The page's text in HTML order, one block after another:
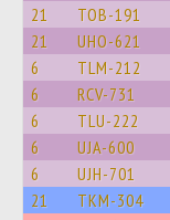
21 TOB-191
21 UHO-621
6 TLM-212
6 RCV-731
6 TLU-222
6 UJA-600
6 UJH-701
21 TKM-304